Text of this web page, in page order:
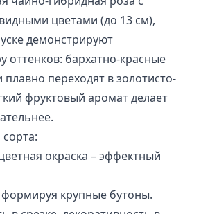
цветами (до 13 см),
демонстрируют
оттенков: бархатно-красные
переходят в золотисто-
фруктовый аромат делает
окраска – эффектный
крупные бутоны.